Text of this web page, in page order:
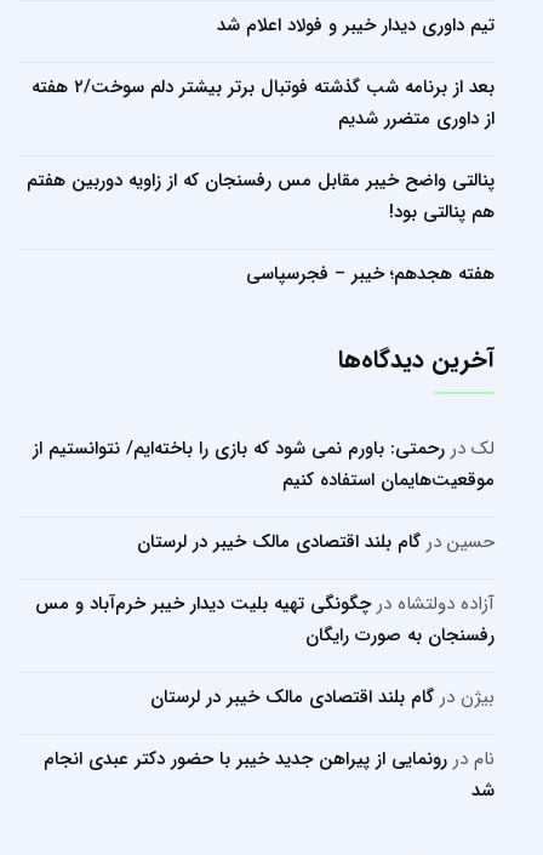
تیم داوری دیدار خیبر و فولاد اعلام شد
بعد از برنامه شب گذشته فوتبال برتر بیشتر دلم سوخت/۲ هفته
از داوری متضرر شدیم
پنالتی واضح خیبر مقابل مس رفسنجان که از زاویه دوربین هفتم
هم پنالتی بود!
هفته هجدهم؛ خیبر – فجرسپاسی
آخرین دیدگاه‌ها
لک در رحمتی: باورم نمی شود که بازی را باخته‌ایم/ نتوانستیم از
موقعیت‌هایمان استفاده کنیم
حسین در گام بلند اقتصادی مالک خیبر در لرستان
آزاده دولتشاه درچگونگی تهیه بلیت دیدار خیبر خرم‌آباد و مس
رفسنجان به صورت رایگان
بیژن در گام بلند اقتصادی مالک خیبر در لرستان
نام در رونمایی از پیراهن جدید خیبر با حضور دکتر عبدی انجام
شد